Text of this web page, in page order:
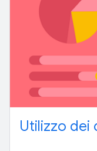
Utilizzo dei